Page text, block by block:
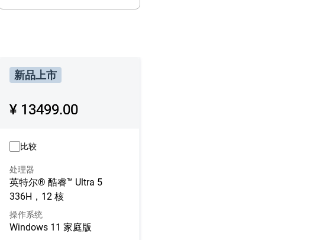
配置 2
新品上市
价格
¥ 13499.00
比较
处理器
英特尔® 酷睿™ Ultra 5
336H，12 核
操作系统
Windows 11 家庭版